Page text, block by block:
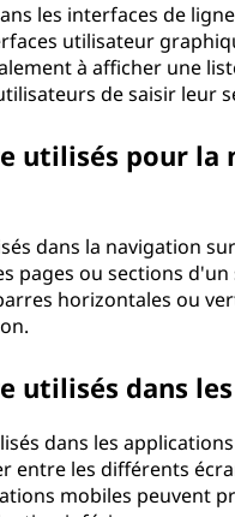
les interfaces de
utilisateur
à afficher une
de saisir leur
utilisés pour
dans la navigation
ou sections d'un
horizontales ou
utilisés dans
dans les
les différents
mobiles peuvent